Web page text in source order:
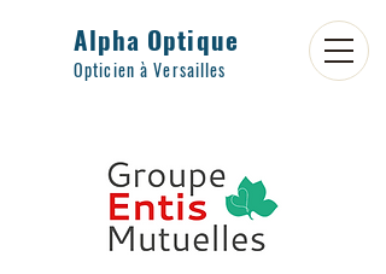
Alpha Optique
Opticien à Versailles